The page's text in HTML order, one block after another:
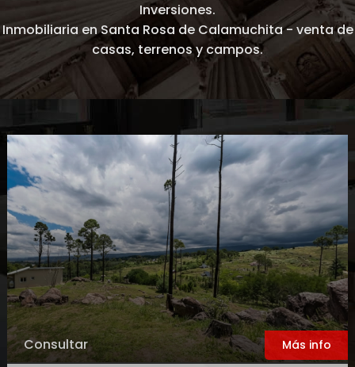
Inversiones.
Inmobiliaria en Santa Rosa de Calamuchita - venta de
casas, terrenos y campos.
Más info
Consultar